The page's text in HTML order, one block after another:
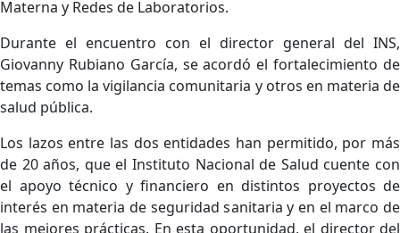
Materna y Redes de Laboratorios.
Durante el encuentro con el director general del INS,
Giovanny Rubiano García, se acordó el fortalecimiento de
temas como la vigilancia comunitaria y otros en materia de
salud pública.
Los lazos entre las dos entidades han permitido, por más
de 20 años, que el Instituto Nacional de Salud cuente con
el apoyo técnico y financiero en distintos proyectos de
interés en materia de seguridad sanitaria y en el marco de
las mejores prácticas. En esta oportunidad, el director del